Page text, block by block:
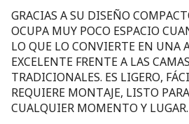
GRACIAS A SU DISEÑO
OCUPA MUY POCO ESPACIO
LO QUE LO CONVIERTE EN UNA
EXCELENTE FRENTE A LAS
TRADICIONALES. ES LIGERO,
REQUIERE MONTAJE, LISTO
CUALQUIER MOMENTO Y LUGAR.